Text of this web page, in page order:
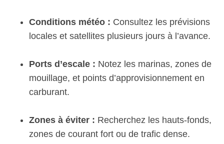
Conditions météo : Consultez les prévisions
locales et satellites plusieurs jours à l’avance.
Ports d’escale : Notez les marinas, zones de
mouillage, et points d’approvisionnement en
carburant.
Zones à éviter : Recherchez les hauts-fonds,
zones de courant fort ou de trafic dense.